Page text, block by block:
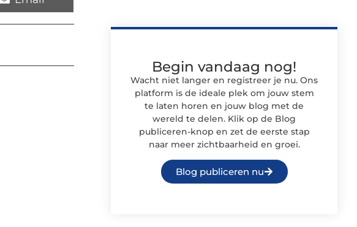
Begin vandaag nog!
Wacht niet langer en registreer je nu. Ons
platform is de ideale plek om jouw stem
te laten horen en jouw blog met de
wereld te delen. Klik op de Blog
publiceren-knop en zet de eerste stap
naar meer zichtbaarheid en groei.
Blog publiceren nu